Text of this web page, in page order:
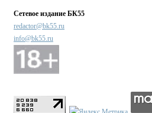
Сетевое издание БК55
redactor@bk55.ru
info@bk55.ru